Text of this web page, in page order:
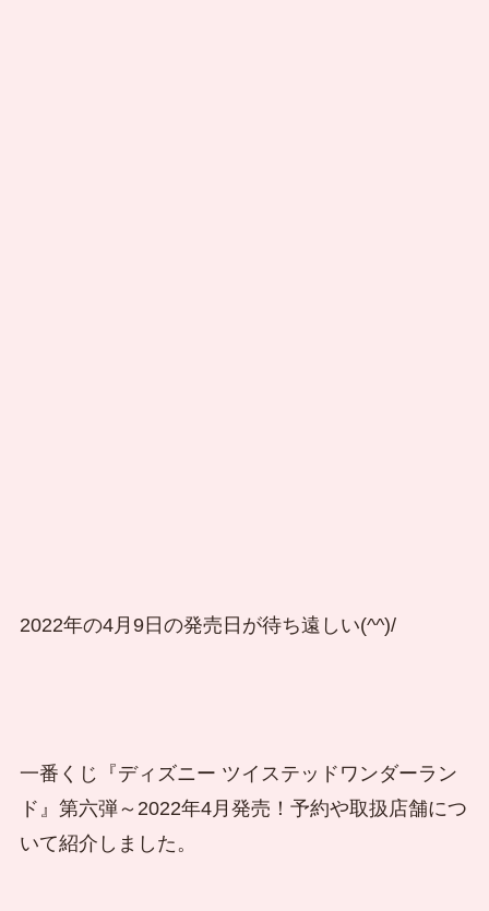
2022年の4月9日の発売日が待ち遠しい(^^)/
一番くじ『ディズニー ツイステッドワンダーラン
ド』第六弾～2022年4月発売！予約や取扱店舗につ
いて紹介しました。